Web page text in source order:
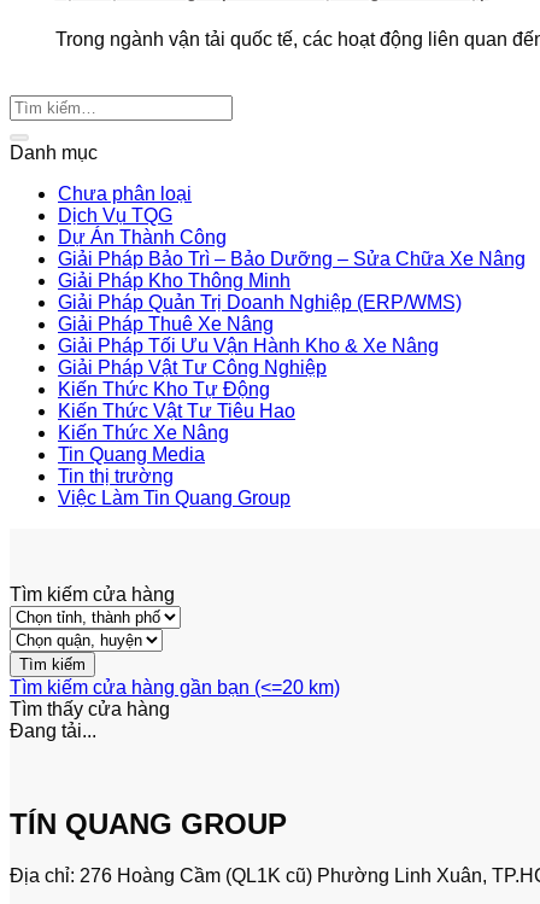
Trong ngành vận tải quốc tế, các hoạt động liên quan
Danh mục
Chưa phân loại
Dịch Vụ TQG
Dự Án Thành Công
Giải Pháp Bảo Trì – Bảo Dưỡng – Sửa Chữa Xe Nâng
Giải Pháp Kho Thông Minh
Giải Pháp Quản Trị Doanh Nghiệp (ERP/WMS)
Giải Pháp Thuê Xe Nâng
Giải Pháp Tối Ưu Vận Hành Kho & Xe Nâng
Giải Pháp Vật Tư Công Nghiệp
Kiến Thức Kho Tự Động
Kiến Thức Vật Tư Tiêu Hao
Kiến Thức Xe Nâng
Tin Quang Media
Tin thị trường
Việc Làm Tin Quang Group
Tìm kiếm cửa hàng
Tìm kiếm cửa hàng gần bạn (<=20 km)
Tìm thấy cửa hàng
Đang tải...
TÍN QUANG GROUP
Địa chỉ: 276 Hoàng Cầm (QL1K cũ) Phường Linh Xuân,